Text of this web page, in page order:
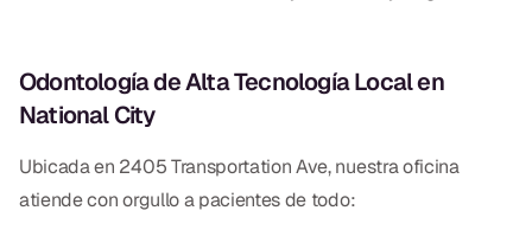
Odontología de Alta Tecnología Local en
National City
Ubicada en 2405 Transportation Ave, nuestra oficina
atiende con orgullo a pacientes de todo: